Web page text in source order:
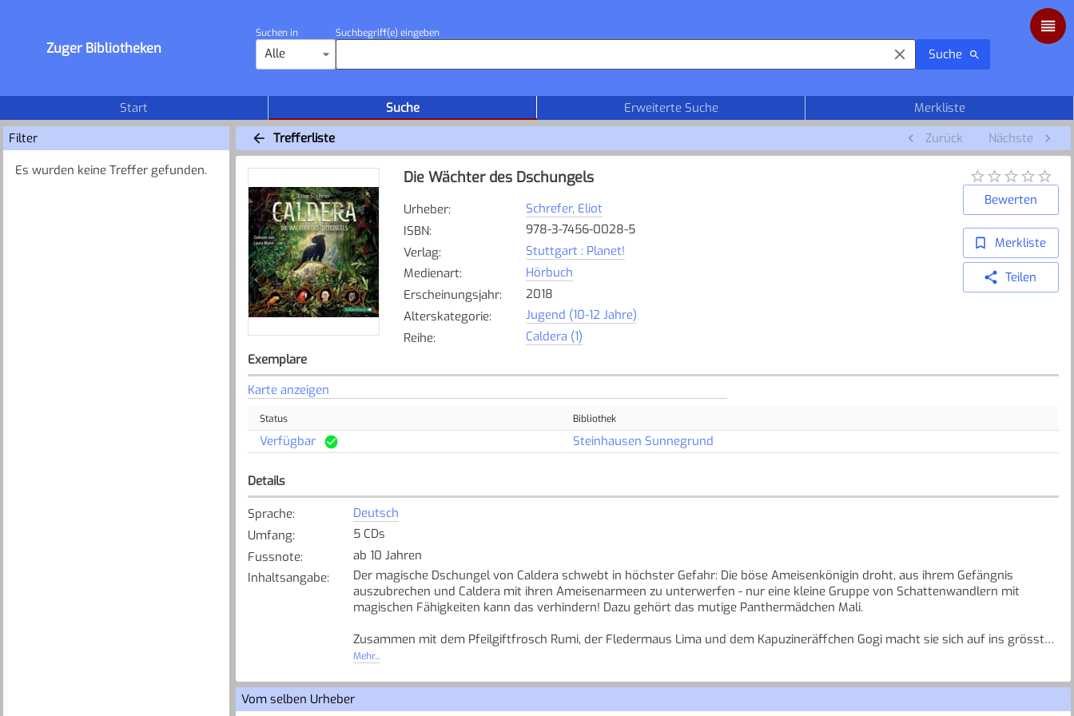
Zuger Bibliotheken
Suchen in
Alle
Suchbegriff(e) eingeben
Suche
Start Suche Erweiterte Suche
Merkliste
Filter
Es wurden keine Treffer gefunden.
Trefferliste Zurück Nächste
Die Wächter des Dschungels
Urheber:
Schrefer, Eliot
ISBN:
978-3-7456-0028-5
Verlag:
Stuttgart : Planet!
Medienart:
Hörbuch
Erscheinungsjahr:
2018
Alterskategorie:
Jugend (10-12 Jahre)
Reihe: Caldera (1)
Bewerten
Merkliste
Teilen
Exemplare
Karte anzeigen
Status Bibliothek
Verfügbar Steinhausen Sunnegrund
Details
Sprache:
Deutsch
Umfang:
5 CDs
Fussnote:
ab 10 Jahren
Inhaltsangabe:
Der magische Dschungel von Caldera schwebt in höchster Gefahr: Die böse Ameisenkönigin droht, aus ihrem Gefängnis
auszubrechen und Caldera mit ihren Ameisenarmeen zu unterwerfen - nur eine kleine Gruppe von Schattenwandlern mit
magischen Fähigkeiten kann das verhindern! Dazu gehört das mutige Panthermädchen Mali.
Zusammen mit dem Pfeilgiftfrosch Rumi, der Fledermaus Lima und dem Kapuzineräffchen Gogi macht sie sich auf ins grösste
und zugleich gefährlichste Abenteuer ihres Lebens!
Mehr...
Vom selben Urheber